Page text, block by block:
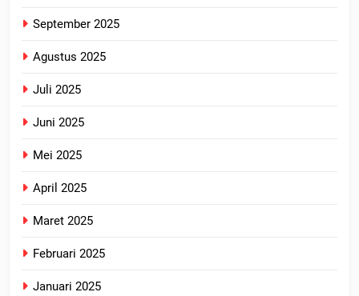
September 2025
Agustus 2025
Juli 2025
Juni 2025
Mei 2025
April 2025
Maret 2025
Februari 2025
Januari 2025